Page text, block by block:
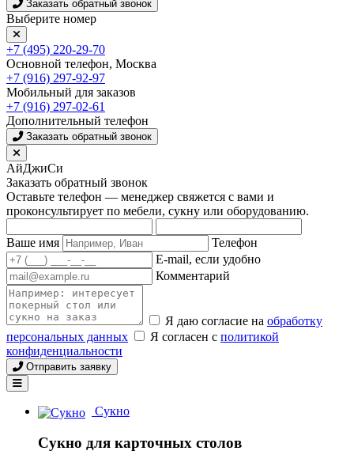
Заказать обратный звонок
Выберите номер
+7 (495) 220-29-70
Основной телефон, Москва
+7 (916) 297-92-97
Мобильный для заказов
+7 (916) 297-02-61
Дополнительный телефон
Заказать обратный звонок
АйДжиСи
Заказать обратный звонок
Оставьте телефон — менеджер свяжется с вами и
проконсультирует по мебели, сукну или оборудованию.
Ваше имя
Телефон
E-mail, если удобно
Комментарий
Я даю согласие на обработку
персональных данных
Я согласен с политикой
конфиденциальности
Отправить заявку
Сукно
Сукно для карточных столов